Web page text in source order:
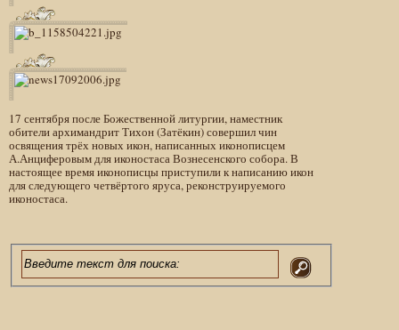
17 сентября после Божественной литургии, наместник
обители архимандрит Тихон (Затёкин) совершил чин
освящения трёх новых икон, написанных иконописцем
А.Анциферовым для иконостаса Вознесенского собора. В
настоящее время иконописцы приступили к написанию икон
для следующего четвёртого яруса, реконструируемого
иконостаса.